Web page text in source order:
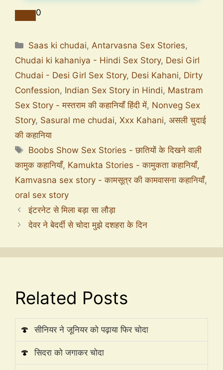
0
Saas ki chudai,Antarvasna Sex Stories,
Chudai ki kahaniya - Hindi Sex Story, Desi Girl
Chudai - Desi Girl Sex Story, Desi Kahani, Dirty
Confession, Indian Sex Story in Hindi, Mastram
Sex Story - मस्तराम की कहानियाँ हिंदी में, Nonveg Sex
Story, Sasural me chudai, Xxx Kahani, असली चुदाई
की कहानिया
Boobs Show Sex Stories - छातियों के दिखने वाली
कामुक कहानियाँ, Kamukta Stories - कामुकता कहानियाँ,
Kamvasna sex story - कामसूत्र की कामवासना कहानियाँ,
oral sex story
इंटरनेट से मिला बड़ा सा लौड़ा
देवर ने बेदर्दी से चोदा मुझे दशहरा के दिन
Related Posts
🍄 सीनियर ने जूनियर को पढ़ाया फिर चोदा
🍄 सिदरा को जगाकर चोदा